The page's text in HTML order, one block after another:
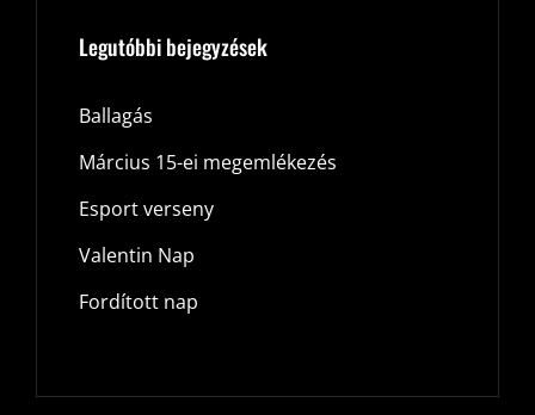
Legutóbbi bejegyzések
Ballagás
Március 15-ei megemlékezés
Esport verseny
Valentin Nap
Fordított nap